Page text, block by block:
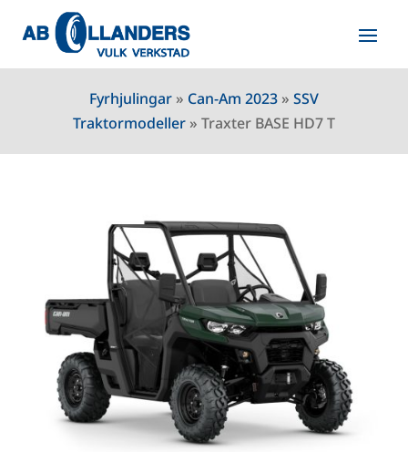
Fyrhjulingar» Can-Am 2023» SSV
Traktormodeller» Traxter BASE HD7 T